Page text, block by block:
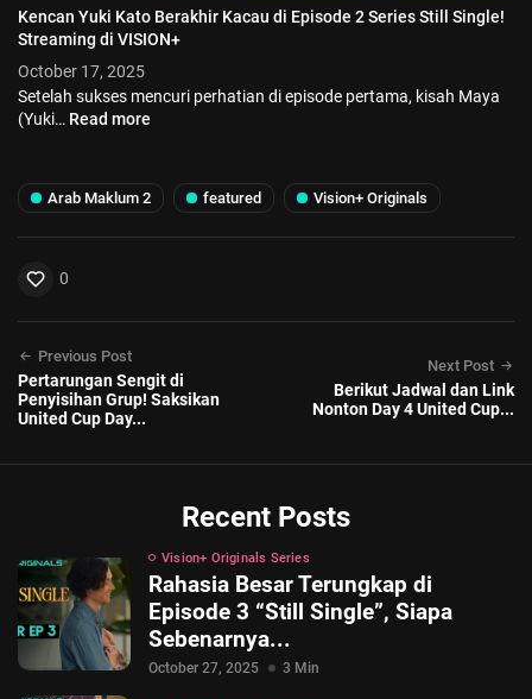
Kencan Yuki Kato Berakhir Kacau di Episode 2 Series Still Single!
Streaming di VISION+
October 17, 2025
Setelah sukses mencuri perhatian di episode pertama, kisah Maya
(Yuki… Read more
Arab Maklum 2 featured Vision+ Originals
0
Previous Post
Pertarungan Sengit di
Penyisihan Grup! Saksikan
United Cup Day...
Next Post
Berikut Jadwal dan Link
Nonton Day 4 United Cup...
Recent Posts
Vision+ Originals Series
Rahasia Besar Terungkap di
Episode 3 “Still Single”, Siapa
Sebenarnya...
October 27, 2025 3 Min